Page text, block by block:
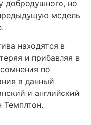
добродушного, но
модель
находятся в
и прибавляя в
по
в данный
и английский
Темплтон.